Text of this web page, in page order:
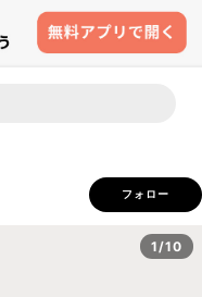
フォロー
1/10